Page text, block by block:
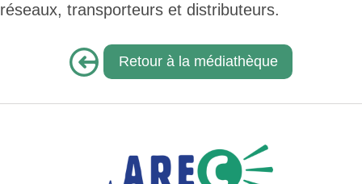
réseaux, transporteurs et distributeurs.
Retour à la médiathèque